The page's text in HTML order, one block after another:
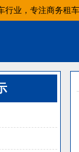
行业，专注商务租